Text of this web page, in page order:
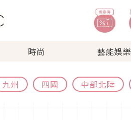
時尚 藝能娛樂
九州 四國 中部北陸